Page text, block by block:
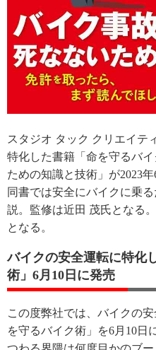
スタジオ タック クリエイテ
特化した書籍「命を守るバ
ための知識と技術」が2023
同書では安全にバイクに乗
説。監修は近田 茂氏となる
となる。
バイクの安全運転に特化
術」6月10日に発売
この度弊社では、バイクの
を守るバイク術」を6月10日